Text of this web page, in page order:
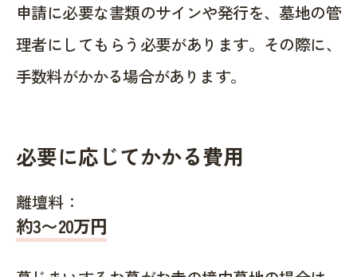
申請に必要な書類のサインや発行を、墓地の管
理者にしてもらう必要があります。その際に、
手数料がかかる場合があります。
必要に応じてかかる費用
離壇料：
約3〜20万円